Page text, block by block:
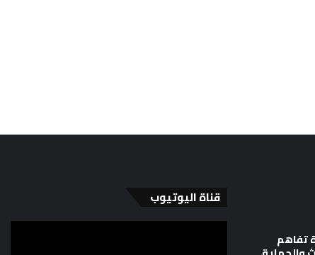
تفاهم
قناة اليوتيوب